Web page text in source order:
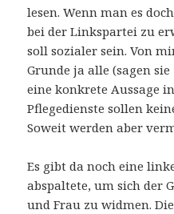
lesen. Wenn man es
bei der Linkspartei zu
soll sozialer sein. Von
Grunde ja alle (sagen
eine konkrete Aussage
Pflegedienste sollen
Soweit werden aber
Es gibt da noch eine
abspaltete, um sich der
und Frau zu widmen.